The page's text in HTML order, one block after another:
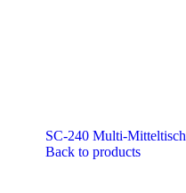
SC-240 Multi-Mitteltisch
Back to products